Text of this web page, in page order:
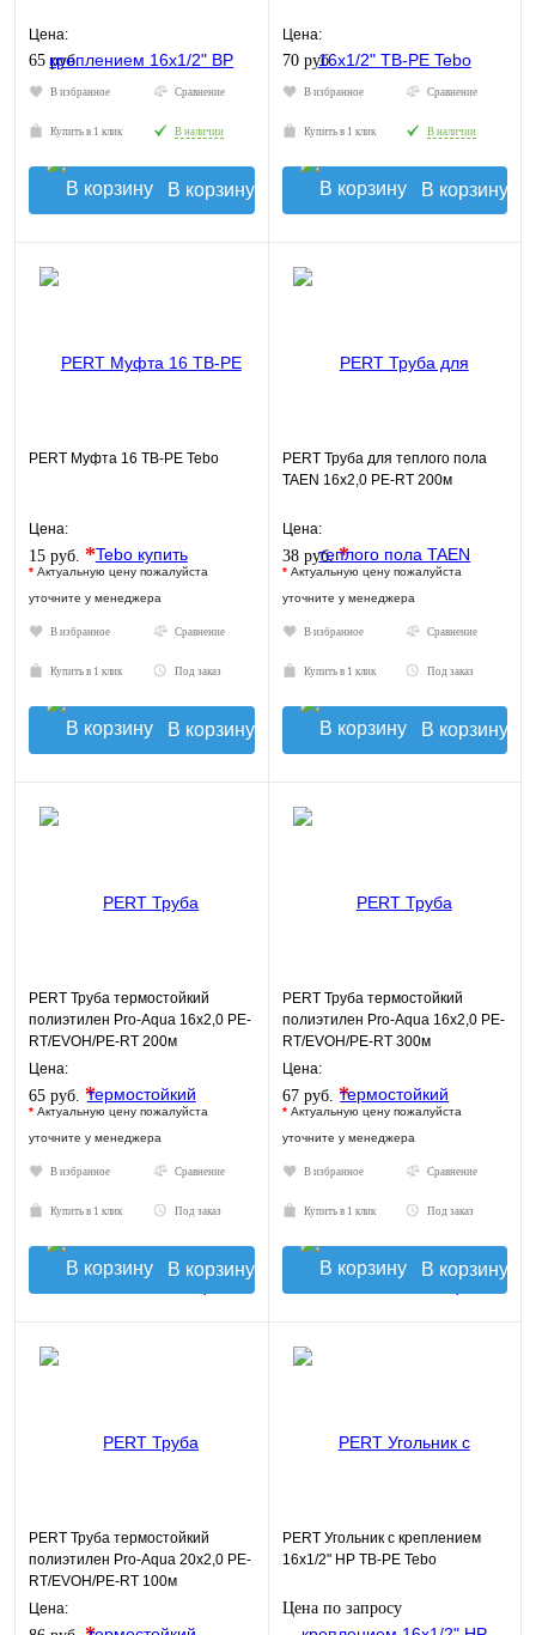
Цена:
65 руб.
В избранное Сравнение
Купить в 1 клик В наличии
В корзину
Цена:
70 руб.
В избранное Сравнение
Купить в 1 клик В наличии
В корзину
PERT Муфта 16 TB-PE Tebo
Цена:
15 руб. *
* Актуальную цену пожалуйста
уточните у менеджера
В избранное Сравнение
Купить в 1 клик Под заказ
В корзину
PERT Труба для теплого пола
TAEN 16х2,0 PE-RT 200м
Цена:
38 руб.*
* Актуальную цену пожалуйста
уточните у менеджера
В избранное Сравнение
Купить в 1 клик Под заказ
В корзину
PERT Труба термостойкий
полиэтилен Pro-Aqua 16х2,0 PE-
RT/EVOH/PE-RT 200м
Цена:
65 руб. *
* Актуальную цену пожалуйста
уточните у менеджера
В избранное Сравнение
Купить в 1 клик Под заказ
В корзину
PERT Труба термостойкий
полиэтилен Pro-Aqua 16х2,0 PE-
RT/EVOH/PE-RT 300м
Цена:
67 руб. *
* Актуальную цену пожалуйста
уточните у менеджера
В избранное Сравнение
Купить в 1 клик Под заказ
В корзину
PERT Труба термостойкий
полиэтилен Pro-Aqua 20х2,0 PE-
RT/EVOH/PE-RT 100м
Цена:
PERT Угольник с креплением
16х1/2" НР TB-PE Tebo
Цена по запросу